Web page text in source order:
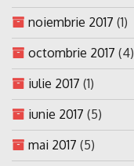
noiembrie 2017 (1)
octombrie 2017 (4)
iulie 2017 (1)
iunie 2017 (5)
mai 2017 (5)